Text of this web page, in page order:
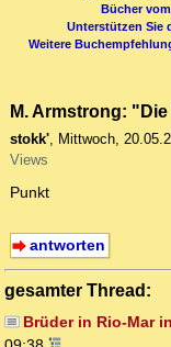
Bücher
Unterstützen Sie
Weitere
M. Armstrong:
stokk', Mittwoch,
Views
Punkt
antworten
gesamter Thread:
Brüder in Rio-Mar